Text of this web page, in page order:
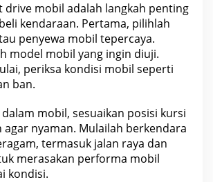
drive mobil adalah langkah penting
kendaraan. Pertama, pilihlah
penyewa mobil tepercaya.
model mobil yang ingin diuji.
periksa kondisi mobil seperti
ban.
mobil, sesuaikan posisi kursi
agar nyaman. Mulailah berkendara
termasuk jalan raya dan
merasakan performa mobil
kondisi.